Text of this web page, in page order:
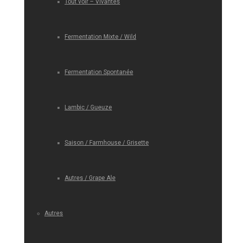
Tout voir – Vivantes
Fermentation Mixte / Wild
Fermentation Spontanée
Lambic / Gueuze
Saison / Farmhouse / Grisette
Autres / Grape Ale
Autres